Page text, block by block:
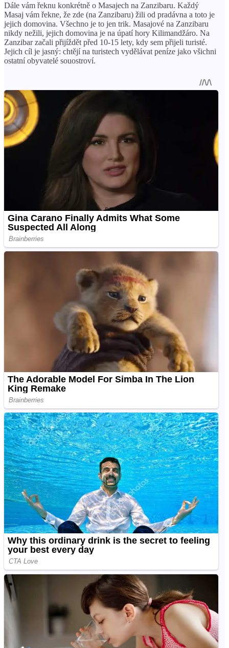
Dále vám řeknu konkrétně o Masajech na Zanzibaru. Každý
Masaj vám řekne, že zde (na Zanzibaru) žili od pradávna a toto je
jejich domovina. Všechno je to jen trik. Masajové na Zanzibaru
nikdy nežili, jejich domovina je na úpatí hory Kilimandžáro. Na
Zanzibar začali přijíždět před 10-15 lety, kdy sem přijeli turisté.
Jejich cíl je jasný: chtějí na turistech vydělávat peníze jako všichni
ostatní obyvatelé souostroví.